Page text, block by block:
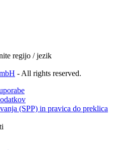
regijo / jezik
- All rights reserved.
(SPP) in pravica do preklica